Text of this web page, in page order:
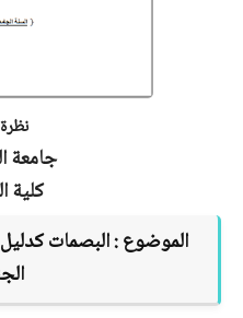
جامعة
كلية
الموضوع :البصمات